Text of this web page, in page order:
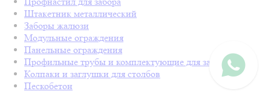
Штакетник металлический
Заборы жалюзи
Модульные ограждения
Панельные ограждения
Профильные трубы и комплектующие для забора
Колпаки и заглушки для столбов
Пескобетон